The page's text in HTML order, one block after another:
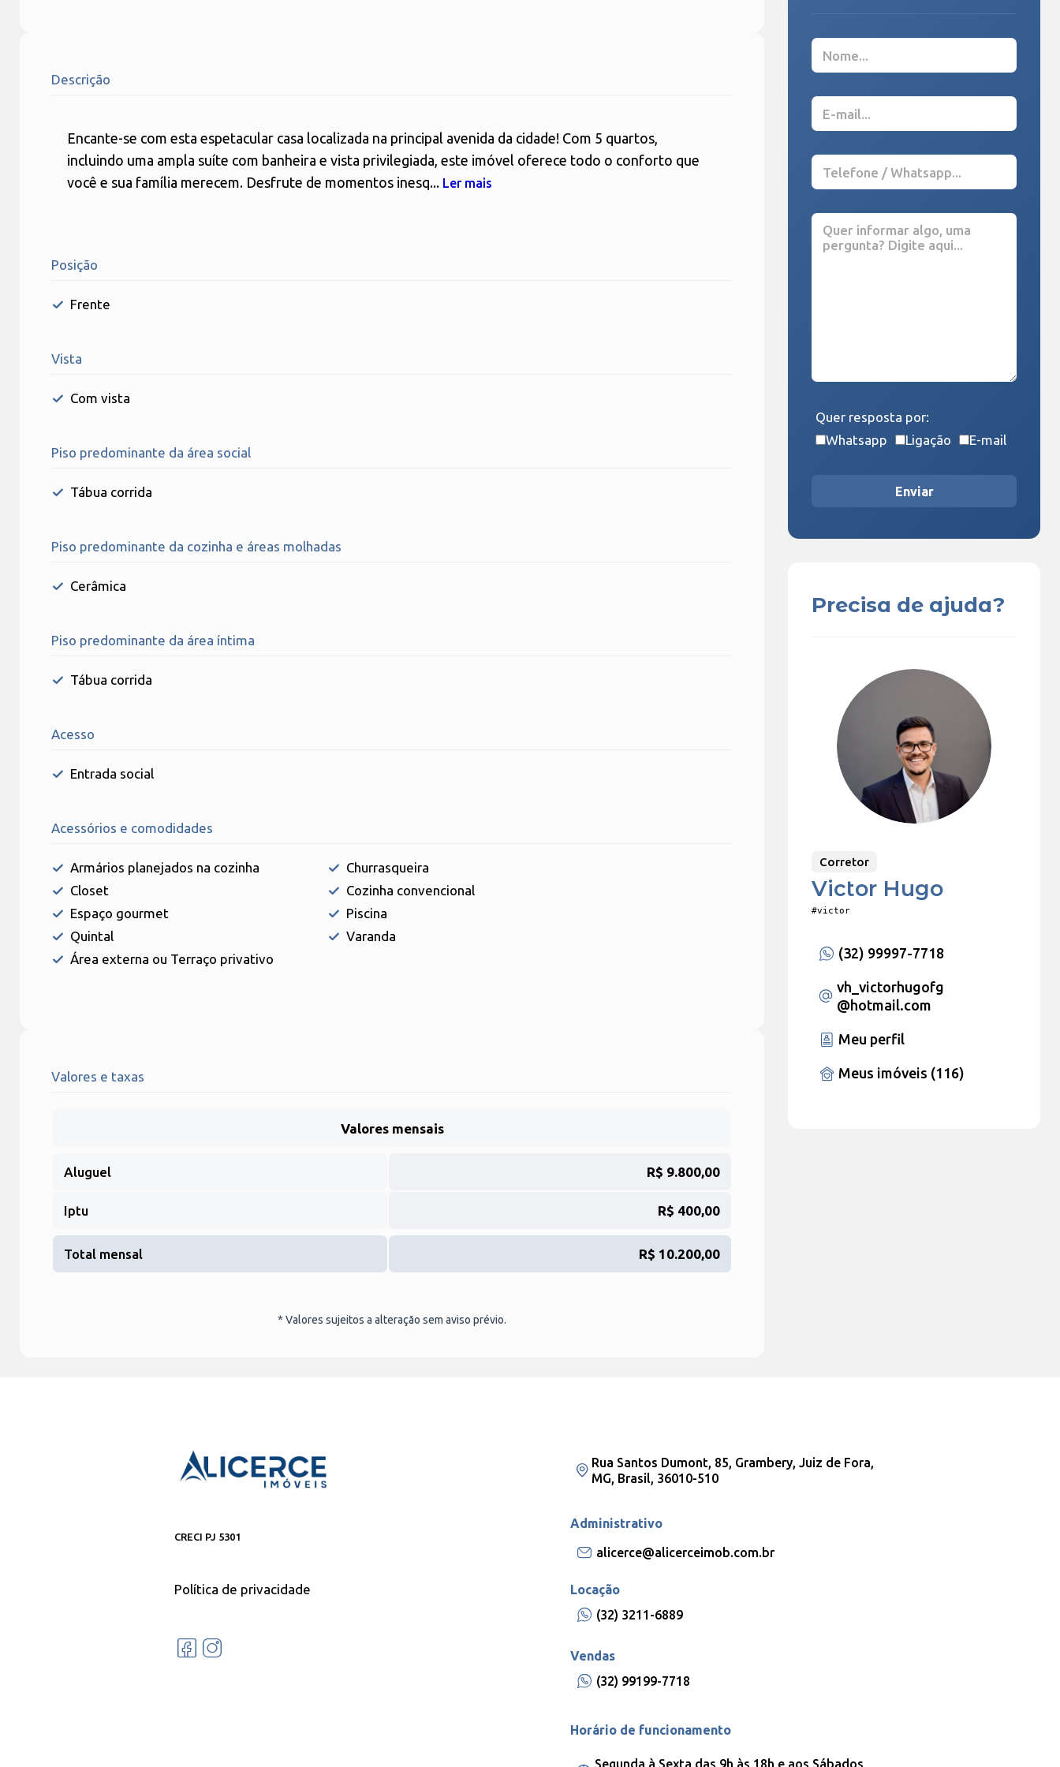
Descrição
Encante-se com esta espetacular casa localizada na principal avenida da cidade! Com 5 quartos,
incluindo uma ampla suíte com banheira e vista privilegiada, este imóvel oferece todo o conforto que
você e sua família merecem. Desfrute de momentos inesq... Ler mais
Posição
Frente
Vista
Com vista
Piso predominante da área social
Tábua corrida
Piso predominante da cozinha e áreas molhadas
Cerâmica
Piso predominante da área íntima
Tábua corrida
Acesso
Entrada social
Acessórios e comodidades
Armários planejados na cozinha
Churrasqueira
Closet
Cozinha convencional
Espaço gourmet
Piscina
Quintal
Varanda
Área externa ou Terraço privativo
Valores e taxas
Valores mensais
Aluguel R$ 9.800,00
Iptu R$ 400,00
Total mensal R$ 10.200,00
* Valores sujeitos a alteração sem aviso prévio.
Quer resposta por:
Whatsapp
Ligação E-mail
Enviar
Precisa de ajuda?
Corretor
Victor Hugo
#victor
(32) 99997-7718
vh_victorhugofg
@hotmail.com
Meu perfil
Meus imóveis (116)
CRECI PJ 5301
Política de privacidade
Rua Santos Dumont, 85, Grambery, Juiz de Fora,
MG, Brasil, 36010-510
Administrativo
alicerce@alicerceimob.com.br
Locação
(32) 3211-6889
Vendas
(32) 99199-7718
Horário de funcionamento
Segunda à Sexta das 9h às 18h e aos Sábados